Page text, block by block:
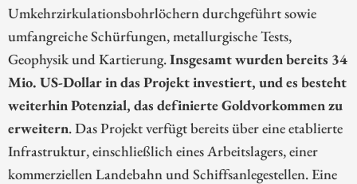
Umkehrzirkulationsbohrlöchern durchgeführt sowie
umfangreiche Schürfungen, metallurgische Tests,
Geophysik und Kartierung.Insgesamt wurden bereits 34
Mio. US-Dollar in das Projekt investiert, und es besteht
weiterhin Potenzial, das definierte Goldvorkommen zu
erweitern. Das Projekt verfügt bereits über eine etablierte
Infrastruktur, einschließlich eines Arbeitslagers, einer
kommerziellen Landebahn und Schiffsanlegestellen. Eine